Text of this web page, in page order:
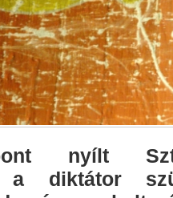
nyílt
a diktátor